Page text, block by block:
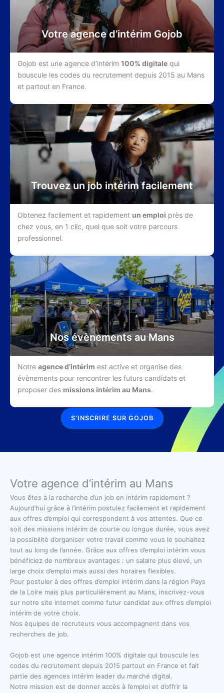
Votre agence d’intérim Gojob
Gojob est une agence d’intérim 100% digitale qui
bouscule les codes du recrutement depuis 2015 au Mans
et partout en France.
Trouvez un job intérim facilement
Obtenez facilement et rapidement un emploi près de
chez vous, en 1 clic, quel que soit votre parcours
professionnel.
Nos évènements au Mans
Notre agence d’intérim est active et organise des
évènements pour rencontrer les futurs candidats et
proposer des missions intérim au Mans.
S’INSCRIRE SUR GOJOB
Votre agence d’intérim au Mans
Vous êtes à la recherche d’un job en intérim rapidement ?
Aujourd’hui grâce à l’intérim postulez facilement et rapidement
aux offres d’emploi qui correspondent à vos attentes. Que ce
soit des missions intérim de courte ou longue durée, vous avez
la possibilité d’organiser votre travail comme vous le souhaitez
tout au long de l’année. Grâce aux offres d’emploi intérim vous
bénéficiez de nombreux avantages : un salaire plus élevé, un
large choix d’emploi mais aussi des horaires flexibles.
Pour postuler à des offres d’emploi intérim dans la région Pays
de la Loire mais plus particulièrement au Mans, inscrivez-vous
sur notre site internet comme futur candidat aux offres d’emploi
intérim de votre choix.
Nos équipes de recruteurs vous accompagnent dans vos
recherches de job.
Gojob est une agence intérim 100% digitale qui bouscule les
codes du recrutement depuis 2015 partout en France et fait
partie des agences intérim leader du marché digital.
Notre mission est de donner accès à l’emploi et d’offrir la